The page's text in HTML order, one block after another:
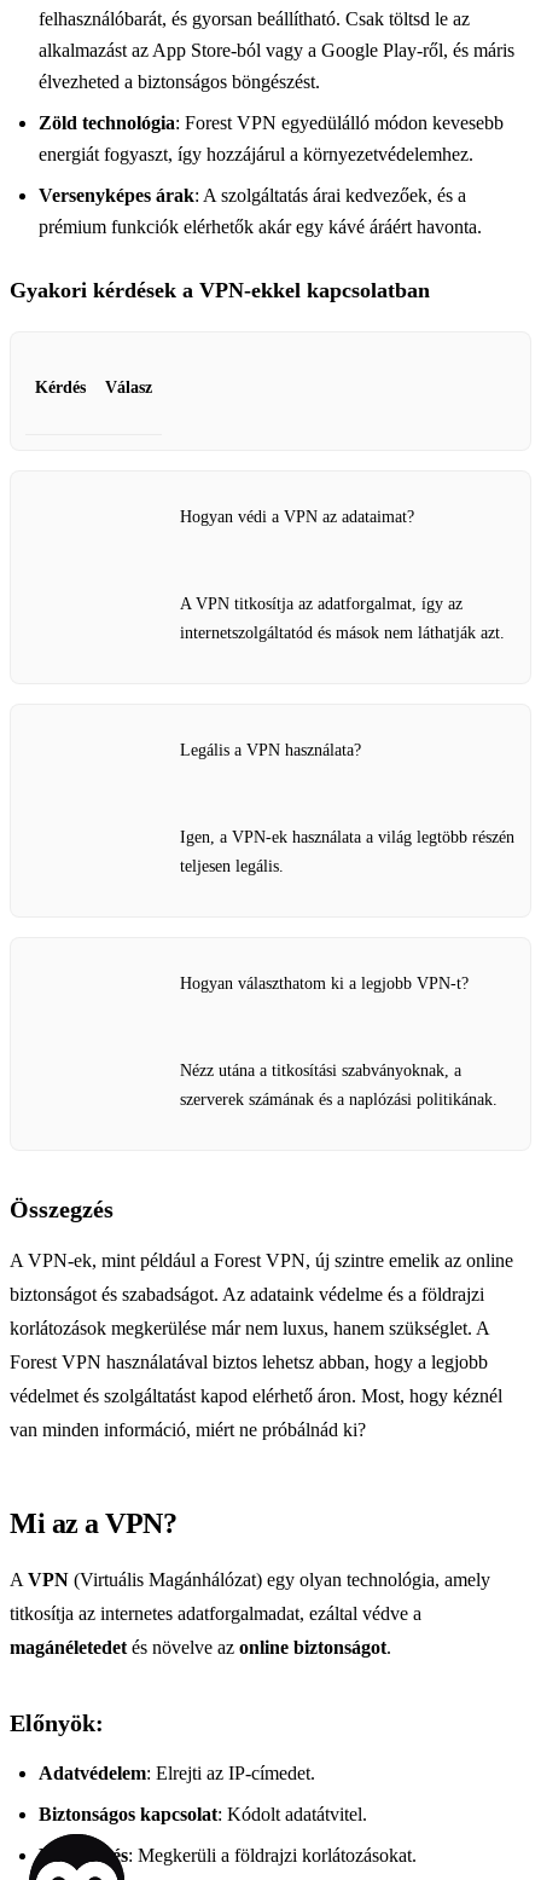
felhasználóbarát, és gyorsan beállítható. Csak töltsd le az
alkalmazást az App Store-ból vagy a Google Play-ről, és máris
élvezheted a biztonságos böngészést.
Zöld technológia: Forest VPN egyedülálló módon kevesebb
energiát fogyaszt, így hozzájárul a környezetvédelemhez.
Versenyképes árak: A szolgáltatás árai kedvezőek, és a
prémium funkciók elérhetők akár egy kávé áráért havonta.
Gyakori kérdések a VPN-ekkel kapcsolatban
Kérdés Válasz
Hogyan védi a VPN az adataimat?
A VPN titkosítja az adatforgalmat, így az
internetszolgáltatód és mások nem láthatják azt.
Legális a VPN használata?
Igen, a VPN-ek használata a világ legtöbb részén
teljesen legális.
Hogyan választhatom ki a legjobb VPN-t?
Nézz utána a titkosítási szabványoknak, a
szerverek számának és a naplózási politikának.
Összegzés
A VPN-ek, mint például a Forest VPN, új szintre emelik az online
biztonságot és szabadságot. Az adataink védelme és a földrajzi
korlátozások megkerülése már nem luxus, hanem szükséglet. A
Forest VPN használatával biztos lehetsz abban, hogy a legjobb
védelmet és szolgáltatást kapod elérhető áron. Most, hogy kéznél
van minden információ, miért ne próbálnád ki?
Mi az a VPN?
AVPN (Virtuális Magánhálózat) egy olyan technológia, amely
titkosítja az internetes adatforgalmadat, ezáltal védve a
magánéletedetés növelve az online biztonságot.
Előnyök:
Adatvédelem: Elrejti az IP-címedet.
Biztonságos kapcsolat: Kódolt adatátvitel.
Hozzáférés: Megkerüli a földrajzi korlátozásokat.